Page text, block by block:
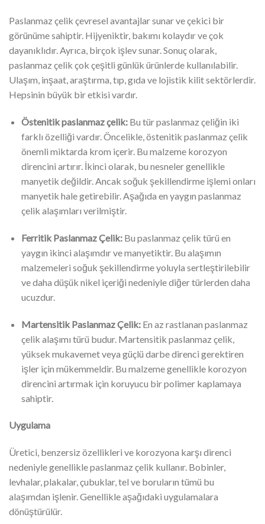
Paslanmaz çelik çevresel avantajlar sunar ve çekici bir
görünüme sahiptir. Hijyeniktir, bakımı kolaydır ve çok
dayanıklıdır. Ayrıca, birçok işlev sunar. Sonuç olarak,
paslanmaz çelik çok çeşitli günlük ürünlerde kullanılabilir.
Ulaşım, inşaat, araştırma, tıp, gıda ve lojistik kilit sektörlerdir.
Hepsinin büyük bir etkisi vardır.
Östenitik paslanmaz çelik:Bu tür paslanmaz çeliğin iki
farklı özelliği vardır. Öncelikle, östenitik paslanmaz çelik
önemli miktarda krom içerir. Bu malzeme korozyon
direncini artırır. İkinci olarak, bu nesneler genellikle
manyetik değildir. Ancak soğuk şekillendirme işlemi onları
manyetik hale getirebilir. Aşağıda en yaygın paslanmaz
çelik alaşımları verilmiştir.
Ferritik Paslanmaz Çelik:Bu paslanmaz çelik türü en
yaygın ikinci alaşımdır ve manyetiktir. Bu alaşımın
malzemeleri soğuk şekillendirme yoluyla sertleştirilebilir
ve daha düşük nikel içeriği nedeniyle diğer türlerden daha
ucuzdur.
Martensitik Paslanmaz Çelik:En az rastlanan paslanmaz
çelik alaşımı türü budur. Martensitik paslanmaz çelik,
yüksek mukavemet veya güçlü darbe direnci gerektiren
işler için mükemmeldir. Bu malzeme genellikle korozyon
direncini artırmak için koruyucu bir polimer kaplamaya
sahiptir.
Uygulama
Üretici, benzersiz özellikleri ve korozyona karşı direnci
nedeniyle genellikle paslanmaz çelik kullanır. Bobinler,
levhalar, plakalar, çubuklar, tel ve boruların tümü bu
alaşımdan işlenir. Genellikle aşağıdaki uygulamalara
dönüştürülür.